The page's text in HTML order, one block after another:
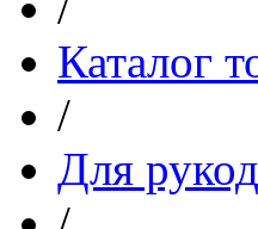
Каталог
/
Для